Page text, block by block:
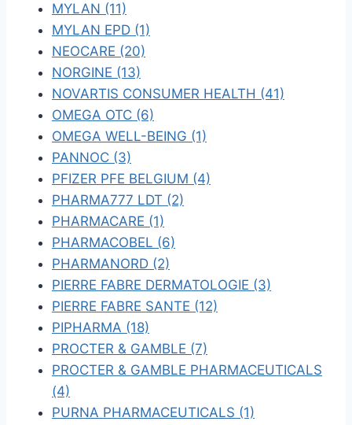
MYLAN (11)
MYLAN EPD (1)
NEOCARE (20)
NORGINE (13)
NOVARTIS CONSUMER HEALTH (41)
OMEGA OTC (6)
OMEGA WELL-BEING (1)
PANNOC (3)
PFIZER PFE BELGIUM (4)
PHARMA777 LDT (2)
PHARMACARE (1)
PHARMACOBEL (6)
PHARMANORD (2)
PIERRE FABRE DERMATOLOGIE (3)
PIERRE FABRE SANTE (12)
PIPHARMA (18)
PROCTER & GAMBLE (7)
PROCTER & GAMBLE PHARMACEUTICALS
(4)
PURNA PHARMACEUTICALS (1)